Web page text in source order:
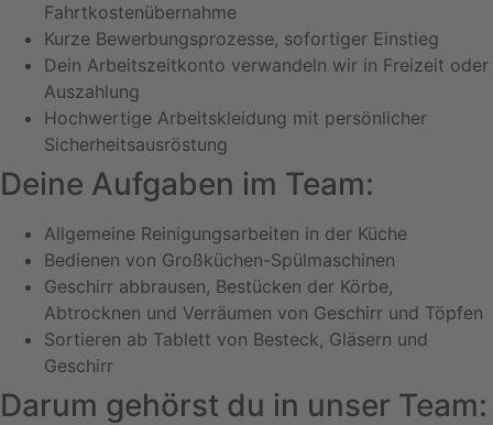
Fahrtkostenübernahme
Kurze Bewerbungsprozesse, sofortiger Einstieg
Dein Arbeitszeitkonto verwandeln wir in Freizeit oder
Auszahlung
Hochwertige Arbeitskleidung mit persönlicher
Sicherheitsausröstung
Deine Aufgaben im Team:
Allgemeine Reinigungsarbeiten in der Küche
Bedienen von Großküchen-Spülmaschinen
Geschirr abbrausen, Bestücken der Körbe,
Abtrocknen und Verräumen von Geschirr und Töpfen
Sortieren ab Tablett von Besteck, Gläsern und
Geschirr
Darum gehörst du in unser Team: